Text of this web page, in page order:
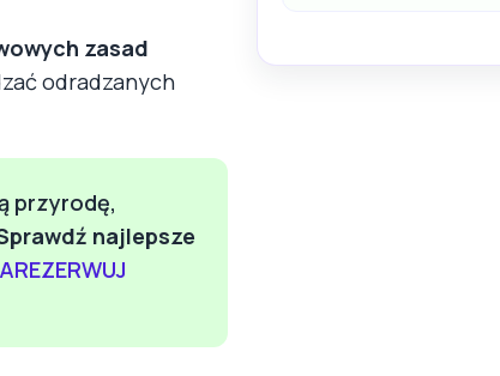
zasad
odradzanych
przyrodę,
najlepsze